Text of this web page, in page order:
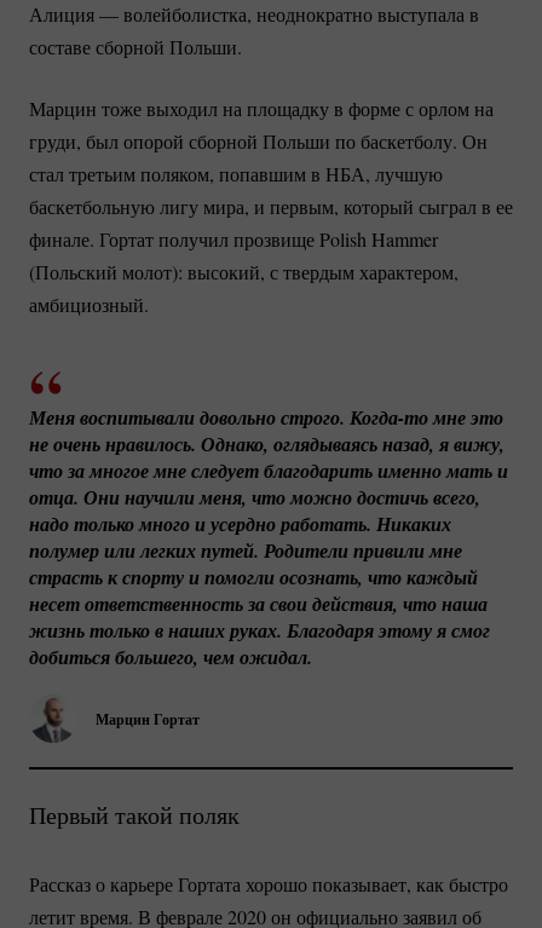
Алиция — волейболистка, неоднократно выступала в
составе сборной Польши.
Марцин тоже выходил на площадку в форме с орлом на
груди, был опорой сборной Польши по баскетболу. Он
стал третьим поляком, попавшим в НБА, лучшую
баскетбольную лигу мира, и первым, который сыграл в ее
финале. Гортат получил прозвище Polish Hammer
(Польский молот): высокий, с твердым характером,
амбициозный.
Марцин Гортат
Меня воспитывали довольно строго. Когда-то мне это
не очень нравилось. Однако, оглядываясь назад, я вижу,
что за многое мне следует благодарить именно мать и
отца. Они научили меня, что можно достичь всего,
надо только много и усердно работать. Никаких
полумер или легких путей. Родители привили мне
страсть к спорту и помогли осознать, что каждый
несет ответственность за свои действия, что наша
жизнь только в наших руках. Благодаря этому я смог
добиться большего, чем ожидал.
Первый такой поляк
Рассказ о карьере Гортата хорошо показывает, как быстро
летит время. В феврале 2020 он официально заявил об